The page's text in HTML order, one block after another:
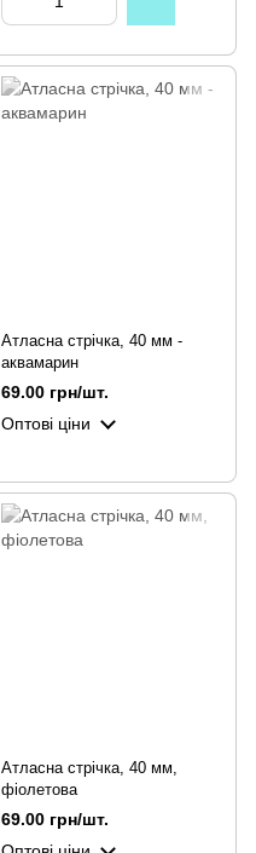
Атласна стрічка, 40 мм -
аквамарин
69.00 грн/шт.
Оптові ціни
Атласна стрічка, 40 мм,
фіолетова
69.00 грн/шт.